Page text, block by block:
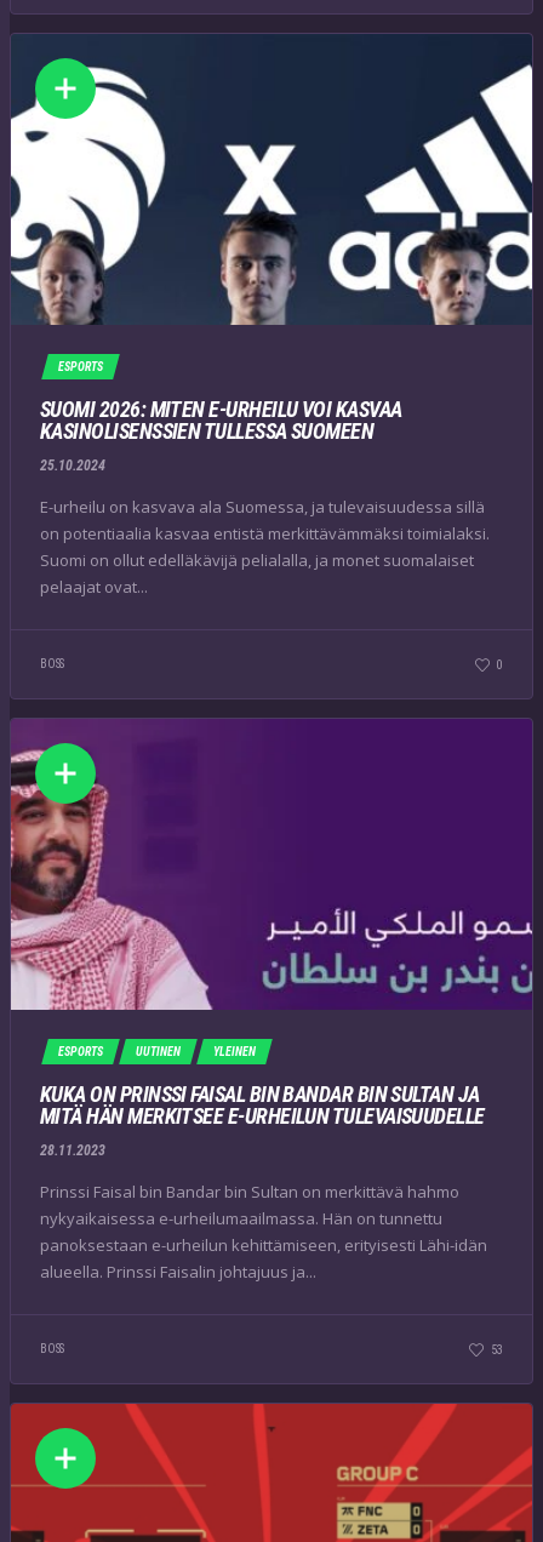
ESPORTS
SUOMI 2026: MITEN E-URHEILU VOI KASVAA
KASINOLISENSSIEN TULLESSA SUOMEEN
25.10.2024
E-urheilu on kasvava ala Suomessa, ja tulevaisuudessa sillä
on potentiaalia kasvaa entistä merkittävämmäksi toimialaksi.
Suomi on ollut edelläkävijä pelialalla, ja monet suomalaiset
pelaajat ovat...
BOSS 0
ESPORTS UUTINEN YLEINEN
KUKA ON PRINSSI FAISAL BIN BANDAR BIN SULTAN JA
MITÄ HÄN MERKITSEE E-URHEILUN TULEVAISUUDELLE
28.11.2023
Prinssi Faisal bin Bandar bin Sultan on merkittävä hahmo
nykyaikaisessa e-urheilumaailmassa. Hän on tunnettu
panoksestaan e-urheilun kehittämiseen, erityisesti Lähi-idän
alueella. Prinssi Faisalin johtajuus ja...
BOSS 53